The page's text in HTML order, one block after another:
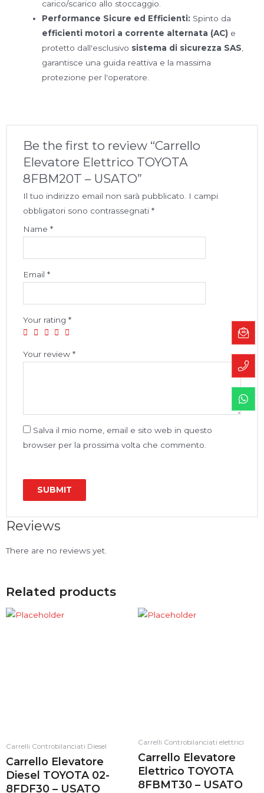
carico/scarico allo stoccaggio.
Performance Sicure ed Efficienti: Spinto da
efficienti motori a corrente alternata (AC) e
protetto dall'esclusivo sistema di sicurezza SAS
garantisce una guida reattiva e la massima
protezione per l'operatore.
Reviews
There are no reviews yet.
Be the first to review “Carrello
Elevatore Elettrico TOYOTA
8FBM20T – USATO”
Il tuo indirizzo email non sarà pubblicato.
I campi
obbligatori sono contrassegnati*
Name*
Email*
Your rating*
Your review*
Salva il mio nome, email e sito web in questo
browser per la prossima volta che commento.
Related products
Carrelli Controbilanciati Diesel
Carrello Elevatore
Diesel TOYOTA 02-
8FDF30 – USATO
Carrelli Controbilanciati elettrici
Carrello Elevatore
Elettrico TOYOTA
8FBMT30 – USATO